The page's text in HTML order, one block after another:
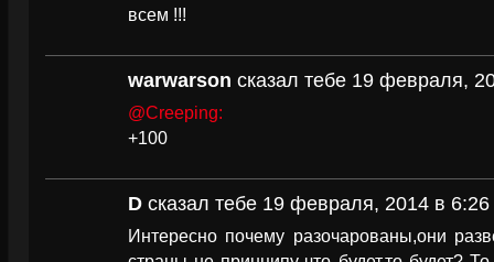
всем !!!
warwarson сказал тебе 19 февраля,
@Creeping:
+100
D сказал тебе 19 февраля, 2014 в 6:26
Интересно почему разочарованы,они